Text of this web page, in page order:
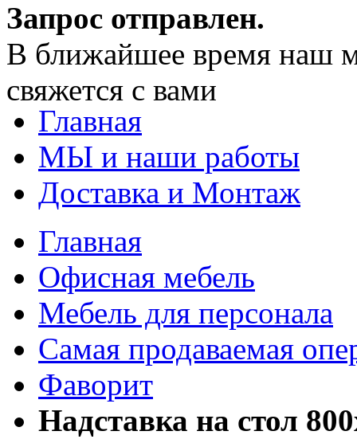
Запрос отправлен.
В ближайшее время наш
свяжется с вами
Главная
МЫ и наши работы
Доставка и Монтаж
Главная
Офисная мебель
Мебель для персонала
Самая продаваемая
Фаворит
Надставка на стол